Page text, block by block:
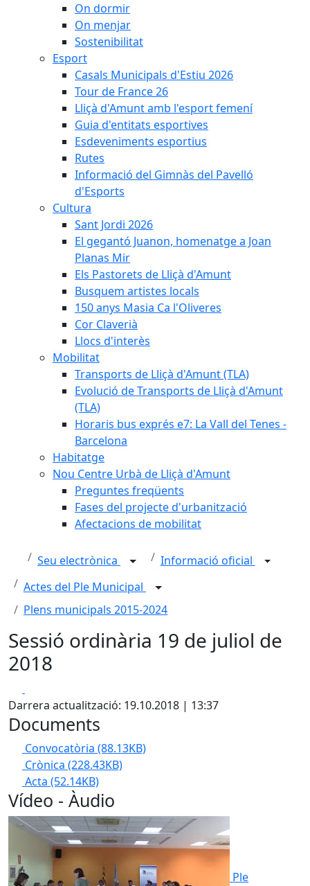
On dormir
On menjar
Sostenibilitat
Esport
Casals Municipals d'Estiu 2026
Tour de France 26
Lliçà d'Amunt amb l'esport femení
Guia d'entitats esportives
Esdeveniments esportius
Rutes
Informació del Gimnàs del Pavelló
d'Esports
Cultura
Sant Jordi 2026
El gegantó Juanon, homenatge a Joan
Planas Mir
Els Pastorets de Lliçà d'Amunt
Busquem artistes locals
150 anys Masia Ca l'Oliveres
Cor Claverià
Llocs d'interès
Mobilitat
Transports de Lliçà d'Amunt (TLA)
Evolució de Transports de Lliçà d'Amunt
(TLA)
Horaris bus exprés e7: La Vall del Tenes -
Barcelona
Habitatge
Nou Centre Urbà de Lliçà d'Amunt
Preguntes freqüents
Fases del projecte d'urbanització
Afectacions de mobilitat
Seu electrònica
Informació oficial
Actes del Ple Municipal
Plens municipals 2015-2024
Sessió ordinària 19 de juliol de
2018
Darrera actualització: 19.10.2018 | 13:37
Documents
Convocatòria (88.13KB)
Crònica (228.43KB)
Acta (52.14KB)
Vídeo - Àudio
Ple